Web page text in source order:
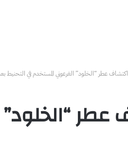
اكتشاف عطر “الخلود” الفرعوني المستخدم في التحنيط بعد 3500